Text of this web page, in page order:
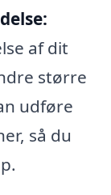
af dit
større
udføre
så du